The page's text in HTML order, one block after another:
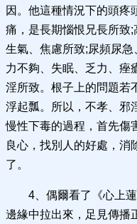
因。他這種情況下的頭疼
痛，是長期惱恨兄長所致
生氣、焦慮所致;尿頻尿
力不夠、失眠、乏力、痤
淫所致。根子上的問題若
浮起瓢。所以，不孝、邪
慢性下毒的過程，首先傷
良心，找別人的好處，消
了。
4、偶爾看了《心上
邊緣中拉出來，足見傳播